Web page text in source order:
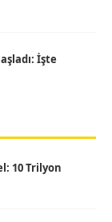
İşte
10 Trilyon